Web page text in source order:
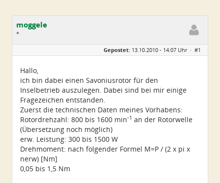
moggele
*
Geschlecht:
keine Angabe
Beiträge:
3
Gepostet: 13.10.2010 - 14:07 Uhr · #1
Hallo,
ich bin dabei einen Savoniusrotor für den
Inselbetrieb auszulegen. Dabei sind bei mir einige
Fragezeichen entstanden.
Zuerst die technischen Daten meines Vorhabens:
Rotordrehzahl: 800 bis 1600 min-1 an der Rotorwelle
(Übersetzung noch möglich)
erw. Leistung: 300 bis 1500 W
Drehmoment: nach folgender Formel M=P / (2 x pi x
nerw) [Nm]
0,05 bis 1,5 Nm